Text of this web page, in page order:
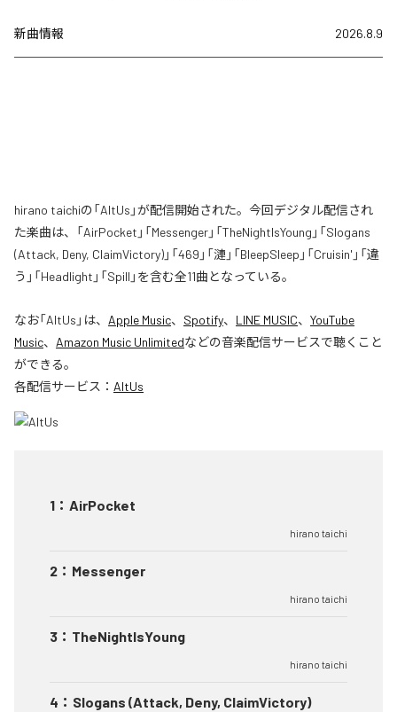
新曲情報 2026.8.9
hirano taichiの「AltUs」が配信開始された。今回デジタル配信され
た楽曲は、「AirPocket」「Messenger」「TheNightIsYoung」「Slogans
(Attack, Deny, ClaimVictory)」「469」「漣」「BleepSleep」「Cruisin'」「違
う」「Headlight」「Spill」を含む全11曲となっている。
なお「AltUs 」は、 Apple Music、 Spotify、 LINE MUSIC、 YouTube
Music、 Amazon Music Unlimitedなどの音楽配信サービスで聴くこと
ができる。
各配信サービス： AltUs
1 ： AirPocket
hirano taichi
2 ： Messenger
hirano taichi
3 ： TheNightIsYoung
hirano taichi
4 ： Slogans (Attack, Deny, ClaimVictory)